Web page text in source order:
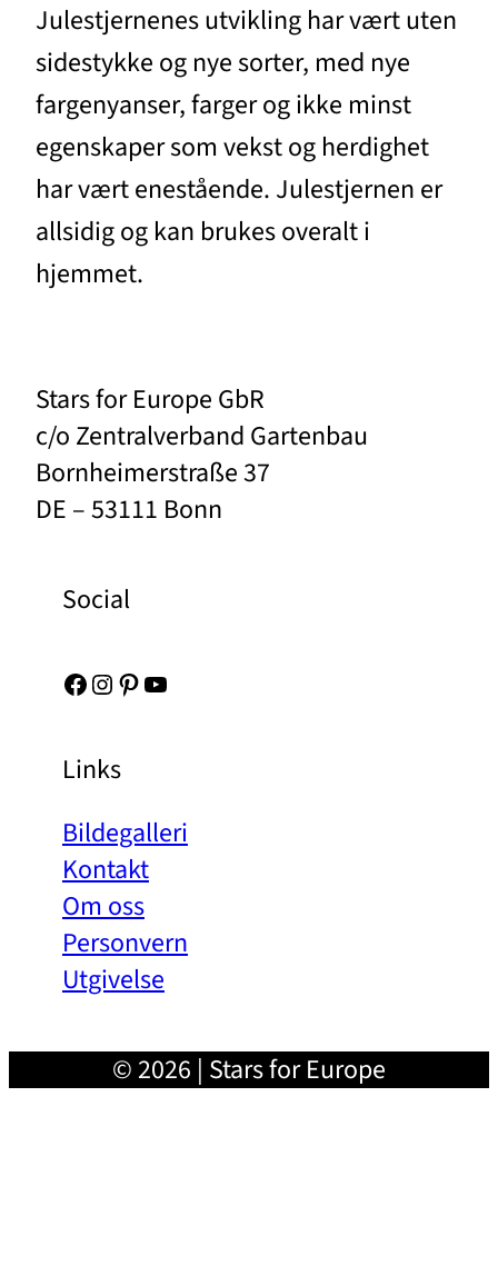
Julestjernenes utvikling har vært uten
sidestykke og nye sorter, med nye
fargenyanser, farger og ikke minst
egenskaper som vekst og herdighet
har vært enestående. Julestjernen er
allsidig og kan brukes overalt i
hjemmet.
Stars for Europe GbR
c/o Zentralverband Gartenbau
Bornheimerstraße 37
DE – 53111 Bonn
Social
Facebook Instagram Pinterest YouTube
Links
Bildegalleri
Kontakt
Om oss
Personvern
Utgivelse
© 2026 | Stars for Europe